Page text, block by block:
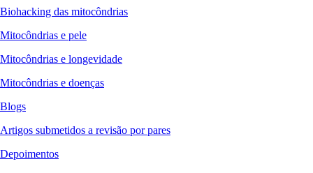
Biohacking das mitocôndrias
Mitocôndrias e pele
Mitocôndrias e longevidade
Mitocôndrias e doenças
Blogs
Artigos submetidos a revisão por pares
Depoimentos